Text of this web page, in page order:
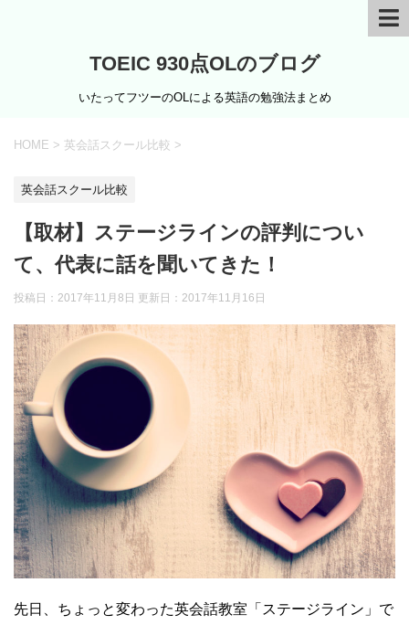
TOEIC 930点OLのブログ
いたってフツーのOLによる英語の勉強法まとめ
HOME > 英会話スクール比較 >
英会話スクール比較
【取材】ステージラインの評判につい
て、代表に話を聞いてきた！
投稿日：2017年11月8日 更新日： 2017年11月16日
先日、ちょっと変わった英会話教室「ステージライン」で